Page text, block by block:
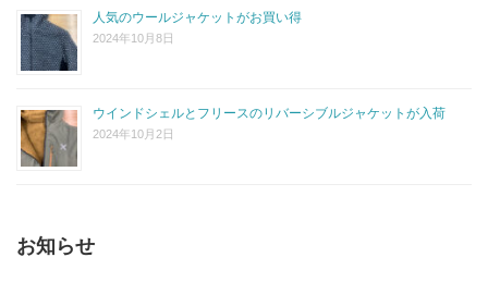
人気のウールジャケットがお買い得
2024年10月8日
ウインドシェルとフリースのリバーシブルジャケットが入荷
2024年10月2日
お知らせ